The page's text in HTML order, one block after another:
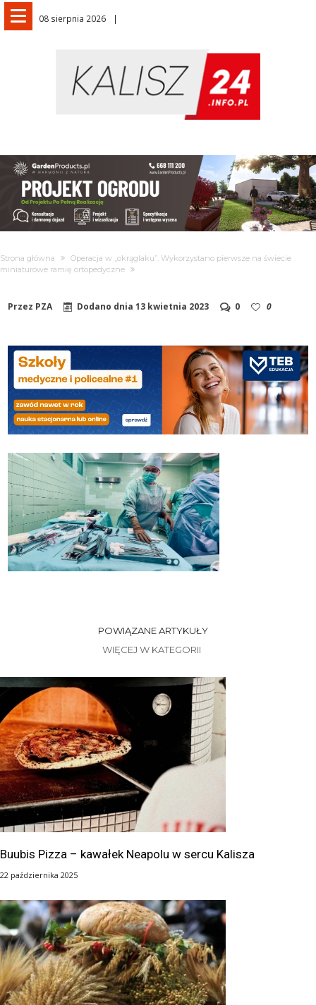
08 sierpnia 2026
Strona główna
Operacja w „okrąglaku”. Wykorzystano pierwsze na świecie
miniaturowe ramię ortopedyczne
Przez PZA Dodano dnia13 kwietnia 2023 0 0
POWIĄZANE ARTYKUŁY
WIĘCEJ W KATEGORII
Buubis Pizza – kawałek Neapolu w sercu Kalisza
22 października 2025